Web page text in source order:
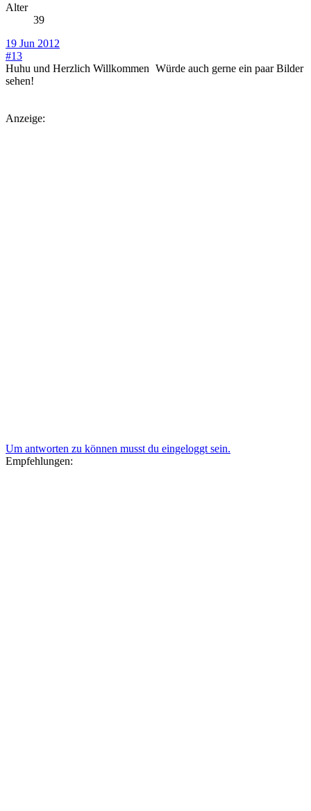
Alter
39
19 Jun 2012
#13
Huhu und Herzlich Willkommen Würde auch gerne ein paar Bilder
sehen!
Anzeige:
Um antworten zu können musst du eingeloggt sein.
Empfehlungen: